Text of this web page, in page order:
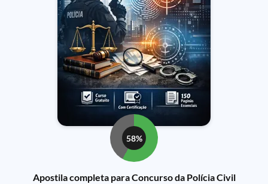
58%
Apostila completa para Concurso da Polícia Civil